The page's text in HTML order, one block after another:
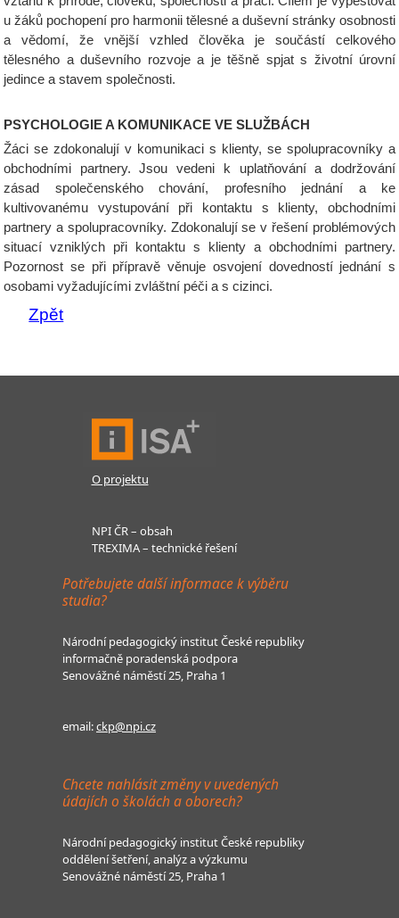
u žáků pochopení pro harmonii tělesné a duševní stránky osobnosti
a vědomí, že vnější vzhled člověka je součástí celkového
tělesného a duševního rozvoje a je těšně spjat s životní úrovní
jedince a stavem společnosti.
PSYCHOLOGIE A KOMUNIKACE VE SLUŽBÁCH
Žáci se zdokonalují v komunikaci s klienty, se spolupracovníky a
obchodními partnery. Jsou vedeni k uplatňování a dodržování
zásad společenského chování, profesního jednání a ke
kultivovanému vystupování při kontaktu s klienty, obchodními
partnery a spolupracovníky. Zdokonalují se v řešení problémových
situací vzniklých při kontaktu s klienty a obchodními partnery.
Pozornost se při přípravě věnuje osvojení dovedností jednání s
osobami vyžadujícími zvláštní péči a s cizinci.
Zpět
O projektu
NPI ČR – obsah
TREXIMA – technické řešení
Potřebujete další informace k výběru
studia?
Národní pedagogický institut České republiky
informačně poradenská podpora
Senovážné náměstí 25, Praha 1
email:ckp@npi.cz
Chcete nahlásit změny v uvedených
údajích o školách a oborech?
Národní pedagogický institut České republiky
oddělení šetření, analýz a výzkumu
Senovážné náměstí 25, Praha 1